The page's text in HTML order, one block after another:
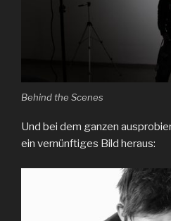
Behind the Scenes
Und bei dem ganzen
ein vernünftiges Bild heraus: